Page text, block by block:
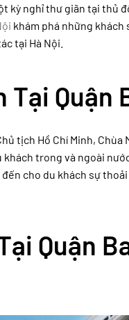
kỳ nghỉ thư giãn tại thủ
khám phá những khách
tại Hà Nội.
Tại Quận
tịch Hồ Chí Minh, Chùa
trong và ngoài
cho du khách sự
Quận